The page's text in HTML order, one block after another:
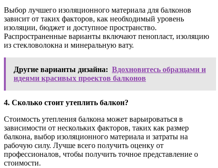
Выбор лучшего изоляционного материала для балконов
зависит от таких факторов, как необходимый уровень
изоляции, бюджет и доступное пространство.
Распространенные варианты включают пенопласт, изоляцию
из стекловолокна и минеральную вату.
Другие варианты дизайна: Вдохновитесь образцами и
идеями красивых проектов балконов
4. Сколько стоит утеплить балкон?
Стоимость утепления балкона может варьироваться в
зависимости от нескольких факторов, таких как размер
балкона, выбор изоляционного материала и затраты на
рабочую силу. Лучше всего получить оценку от
профессионалов, чтобы получить точное представление о
стоимости.